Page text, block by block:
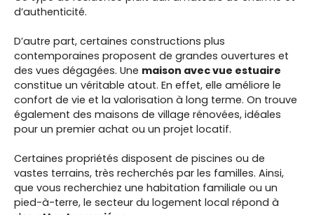
d’authenticité.
D’autre part, certaines constructions plus
contemporaines proposent de grandes ouvertures et
des vues dégagées. Une maison avec vue estuaire
constitue un véritable atout. En effet, elle améliore le
confort de vie et la valorisation à long terme. On trouve
également des maisons de village rénovées, idéales
pour un premier achat ou un projet locatif.
Certaines propriétés disposent de piscines ou de
vastes terrains, très recherchés par les familles. Ainsi,
que vous recherchiez une habitation familiale ou un
pied-à-terre, le secteur du logement local répond à